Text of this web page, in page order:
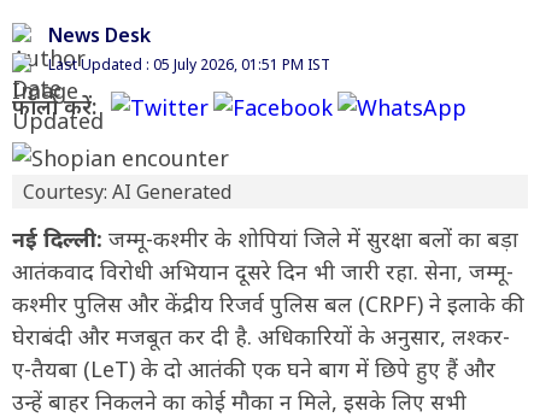
News Desk
Last Updated : 05 July 2026, 01:51 PM IST
फॉलो करें:
Courtesy: AI Generated
नई दिल्ली: जम्मू-कश्मीर के शोपियां जिले में सुरक्षा बलों का बड़ा
आतंकवाद विरोधी अभियान दूसरे दिन भी जारी रहा. सेना, जम्मू-
कश्मीर पुलिस और केंद्रीय रिजर्व पुलिस बल (CRPF) ने इलाके की
घेराबंदी और मजबूत कर दी है. अधिकारियों के अनुसार, लश्कर-
ए-तैयबा (LeT) के दो आतंकी एक घने बाग में छिपे हुए हैं और
उन्हें बाहर निकलने का कोई मौका न मिले, इसके लिए सभी